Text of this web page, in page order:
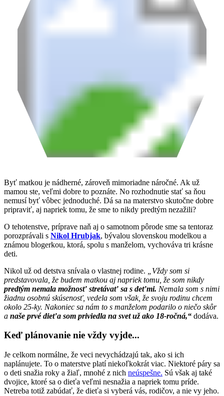
Byť matkou je nádherné, zároveň mimoriadne náročné. Ak už
mamou ste, veľmi dobre to poznáte. No rozhodnutie stať sa ňou
nemusí byť vôbec jednoduché. Dá sa na materstvo skutočne dobre
pripraviť, aj napriek tomu, že sme to nikdy predtým nezažili?
O tehotenstve, príprave naň aj o samotnom pôrode sme sa tentoraz
porozprávali s Nikol Hrubjak, bývalou slovenskou modelkou a
známou blogerkou, ktorá, spolu s manželom, vychováva tri krásne
deti.
Nikol už od detstva snívala o vlastnej rodine.
„Vždy som si
predstavovala, že budem matkou aj napriek tomu, že som nikdy
predtým nemala možnosť stretávať sa s deťmi. Nemala som s nimi
žiadnu osobnú skúsenosť, vedela som však, že svoju rodinu chcem
okolo 25-ky. Nakoniec sa nám to s manželom podarilo o niečo skôr
a naše prvé dieťa som priviedla na svet už ako 18-ročná,“ dodáva.
Keď plánovanie nie vždy vyjde...
Je celkom normálne, že veci nevychádzajú tak, ako si ich
naplánujete. To o materstve platí niekoľkokrát viac. Niektoré páry sa
o deti snažia roky a žiaľ, mnohé z nich neúspešne. Sú však aj také
dvojice, ktoré sa o dieťa veľmi nesnažia a napriek tomu príde.
Netreba totiž zabúdať, že dieťa si vyberá vás, rodičov, a nie vy jeho.